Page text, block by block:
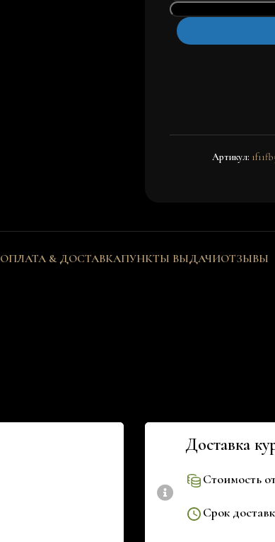
Артикул:
ОПЛАТА & ДОСТАВКАПУНКТЫ ВЫДАЧИОТЗЫВЫ
Доставка
Стоимость
Срок